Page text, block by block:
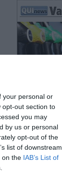
your personal or
opt-out section to
you may
by us or personal
opt-out of the
list of downstream
on the IAB’s List of